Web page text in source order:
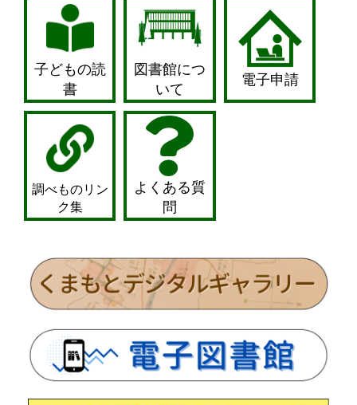
⼦どもの読
書
図書館につ
いて
電⼦申請
調べものリン
ク集
よくある質
問